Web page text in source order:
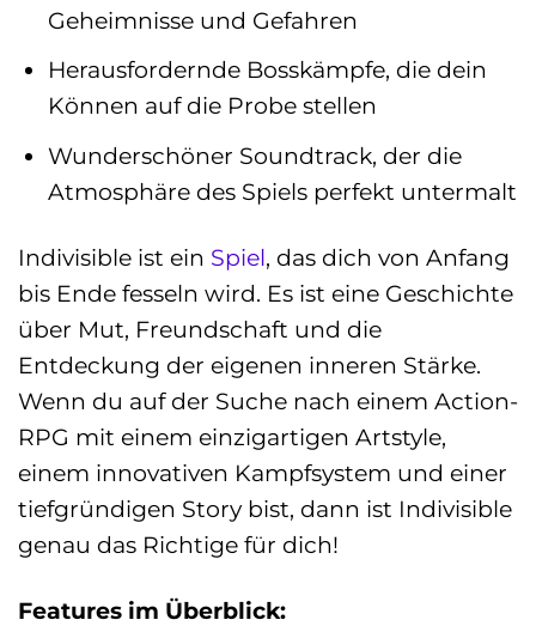
Geheimnisse und Gefahren
Herausfordernde Bosskämpfe, die dein
Können auf die Probe stellen
Wunderschöner Soundtrack, der die
Atmosphäre des Spiels perfekt untermalt
Indivisible ist ein Spiel, das dich von Anfang
bis Ende fesseln wird. Es ist eine Geschichte
über Mut, Freundschaft und die
Entdeckung der eigenen inneren Stärke.
Wenn du auf der Suche nach einem Action-
RPG mit einem einzigartigen Artstyle,
einem innovativen Kampfsystem und einer
tiefgründigen Story bist, dann ist Indivisible
genau das Richtige für dich!
Features im Überblick: